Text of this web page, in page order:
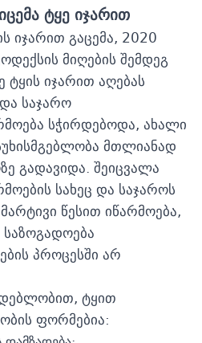
ტყე იჯარით
იჯარით გაცემა, 2020
მიღების შემდეგ
ტყის იჯარით აღებას
საჯარო
სჭირდებოდა, ახალი
მთლიანად
გადავიდა. შეიცვალა
სახეც და საჯაროს
წესით იწარმოება,
პროცესში არ
ტყით
ფორმებია: